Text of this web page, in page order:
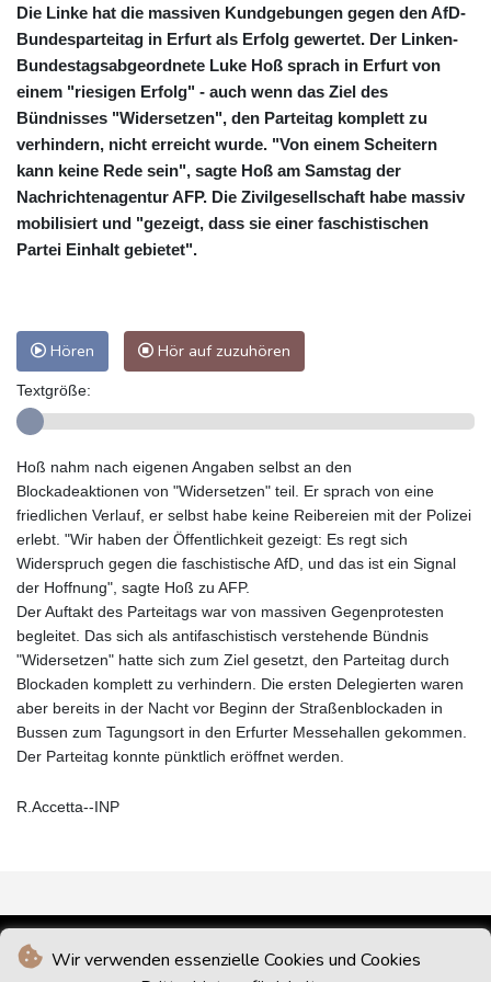
Wir verwenden essenzielle Cookies und Cookies
Die Linke hat die massiven Kundgebungen gegen den AfD-
Bundesparteitag in Erfurt als Erfolg gewertet. Der Linken-
Bundestagsabgeordnete Luke Hoß sprach in Erfurt von
einem "riesigen Erfolg" - auch wenn das Ziel des
Bündnisses "Widersetzen", den Parteitag komplett zu
verhindern, nicht erreicht wurde. "Von einem Scheitern
kann keine Rede sein", sagte Hoß am Samstag der
Nachrichtenagentur AFP. Die Zivilgesellschaft habe massiv
mobilisiert und "gezeigt, dass sie einer faschistischen
Partei Einhalt gebietet".
Hören Hör auf zuzuhören
Textgröße:
Hoß nahm nach eigenen Angaben selbst an den
Blockadeaktionen von "Widersetzen" teil. Er sprach von eine
friedlichen Verlauf, er selbst habe keine Reibereien mit der Polizei
erlebt. "Wir haben der Öffentlichkeit gezeigt: Es regt sich
Widerspruch gegen die faschistische AfD, und das ist ein Signal
der Hoffnung", sagte Hoß zu AFP.
Der Auftakt des Parteitags war von massiven Gegenprotesten
begleitet. Das sich als antifaschistisch verstehende Bündnis
"Widersetzen" hatte sich zum Ziel gesetzt, den Parteitag durch
Blockaden komplett zu verhindern. Die ersten Delegierten waren
aber bereits in der Nacht vor Beginn der Straßenblockaden in
Bussen zum Tagungsort in den Erfurter Messehallen gekommen.
Der Parteitag konnte pünktlich eröffnet werden.
R.Accetta--INP